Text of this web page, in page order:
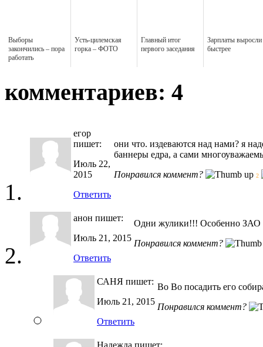
Выборы
закончились – пора
работать
Усть-цилемская
горка – ФОТО
Главный итог
первого заседания
Зарплаты выросли
быстрее
комментариев: 4
егор
пишет:
Июль 22,
2015
Ответить
они что. издеваются над нами? я
баннеры едра, а сами
Понравился коммент?
2
анон пишет:
Июль 21, 2015
Ответить
Одни жулики!!! Особенно
Понравился коммент?
САНЯ пишет:
Июль 21, 2015
Ответить
Во Во посадить его
Понравился коммент?
Надежда пишет: